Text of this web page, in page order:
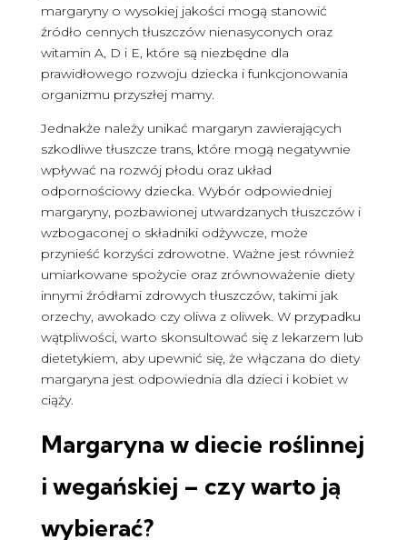
margaryny o wysokiej jakości mogą stanowić
źródło cennych tłuszczów nienasyconych oraz
witamin A, D i E, które są niezbędne dla
prawidłowego rozwoju dziecka i funkcjonowania
organizmu przyszłej mamy.
Jednakże należy unikać margaryn zawierających
szkodliwe tłuszcze trans, które mogą negatywnie
wpływać na rozwój płodu oraz układ
odpornościowy dziecka. Wybór odpowiedniej
margaryny, pozbawionej utwardzanych tłuszczów i
wzbogaconej o składniki odżywcze, może
przynieść korzyści zdrowotne. Ważne jest również
umiarkowane spożycie oraz zrównoważenie diety
innymi źródłami zdrowych tłuszczów, takimi jak
orzechy, awokado czy oliwa z oliwek. W przypadku
wątpliwości, warto skonsultować się z lekarzem lub
dietetykiem, aby upewnić się, że włączana do diety
margaryna jest odpowiednia dla dzieci i kobiet w
ciąży.
Margaryna w diecie roślinnej
i wegańskiej – czy warto ją
wybierać?